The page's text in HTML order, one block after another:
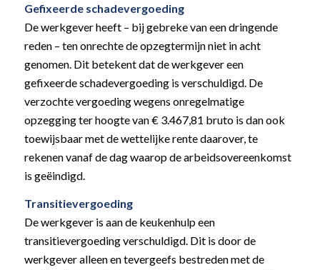
Gefixeerde schadevergoeding
De werkgever heeft – bij gebreke van een dringende
reden – ten onrechte de opzegtermijn niet in acht
genomen. Dit betekent dat de werkgever een
gefixeerde schadevergoeding is verschuldigd. De
verzochte vergoeding wegens onregelmatige
opzegging ter hoogte van € 3.467,81 bruto is dan ook
toewijsbaar met de wettelijke rente daarover, te
rekenen vanaf de dag waarop de arbeidsovereenkomst
is geëindigd.
Transitievergoeding
De werkgever is aan de keukenhulp een
transitievergoeding verschuldigd. Dit is door de
werkgever alleen en tevergeefs bestreden met de